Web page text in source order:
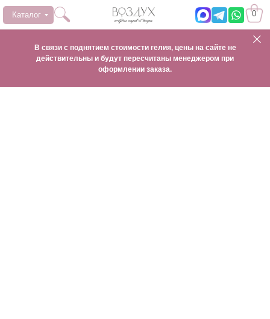
0
Каталог
В связи с поднятием стоимости гелия, цены на сайте не
действительны и будут пересчитаны менеджером при
оформлении заказа.